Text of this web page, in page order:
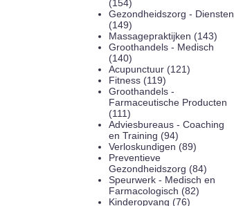
(154)
Gezondheidszorg - Diensten
(149)
Massagepraktijken (143)
Groothandels - Medisch
(140)
Acupunctuur (121)
Fitness (119)
Groothandels -
Farmaceutische Producten
(111)
Adviesbureaus - Coaching
en Training (94)
Verloskundigen (89)
Preventieve
Gezondheidszorg (84)
Speurwerk - Medisch en
Farmacologisch (82)
Kinderopvang (76)